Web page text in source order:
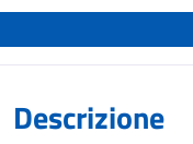
Descrizione